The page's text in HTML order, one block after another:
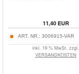
11,40EUR
ART. NR.: 3006915-VAR
inkl. 19 % MwSt. zzgl.
VERSANDKOSTEN